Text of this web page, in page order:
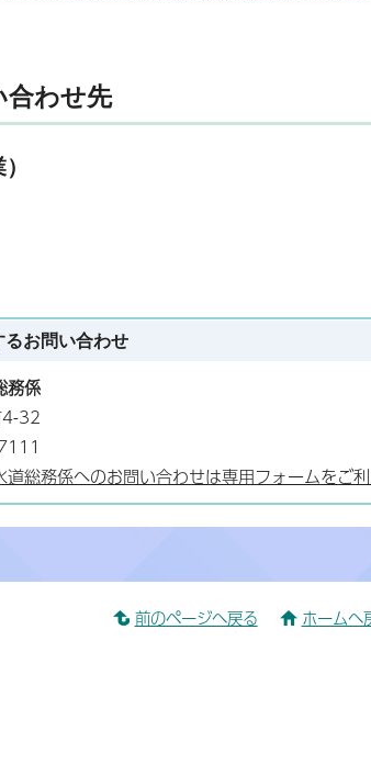
合わせ先
るお問い合わせ
務係
4-32
総務係へのお問い合わせは専用フォームをご利
前のページへ戻る ホームへ